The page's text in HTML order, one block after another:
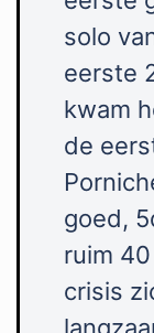
solo
eerste
kwam
de
goed,
ruim
crisis